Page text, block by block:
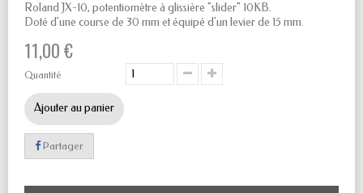
Roland JX-10, potentiomètre à glissière "slider" 10KB.
Doté d'une course de 30 mm et équipé d'un levier de 15 mm.
11,00 €
Quantité
Ajouter au panier
Partager